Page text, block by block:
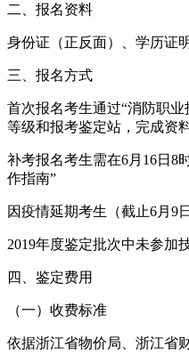
二、报名资料
身份证（正反面）、学历证
三、报名方式
首次报名考生通过“消防职
等级和报考鉴定站，完成资
补考报名考生需在6月16日8
作指南”
因疫情延期考生（截止6月9
2019年度鉴定批次中未参加
四、鉴定费用
（一）收费标准
依据浙江省物价局、浙江省